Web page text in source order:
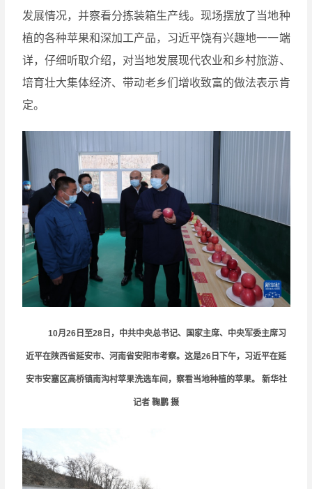
发展情况，并察看分拣装箱生产线。现场摆放了当地种
植的各种苹果和深加工产品，习近平饶有兴趣地一一端
详，仔细听取介绍，对当地发展现代农业和乡村旅游、
培育壮大集体经济、带动老乡们增收致富的做法表示肯
定。
10月26日至28日，中共中央总书记、国家主席、中央军委主席习
近平在陕西省延安市、河南省安阳市考察。这是26日下午，习近平在延
安市安塞区高桥镇南沟村苹果洗选车间，察看当地种植的苹果。 新华社
记者 鞠鹏 摄